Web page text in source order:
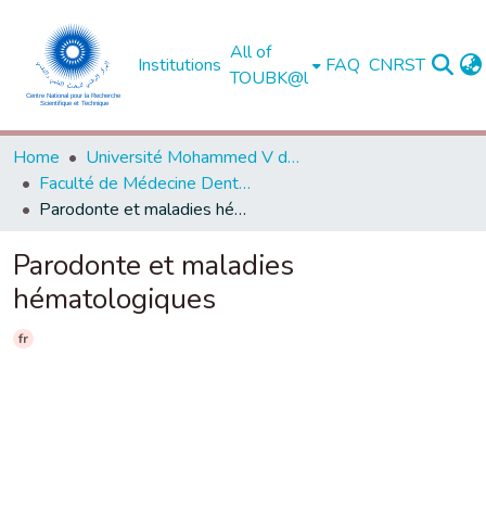
Institutions
All of
TOUBK@l
FAQ CNRST
Home
Université Mohammed V de Rabat
Faculté de Médecine Dentaire - Rabat
Parodonte et maladies hématologiques
Parodonte et maladies
hématologiques
fr